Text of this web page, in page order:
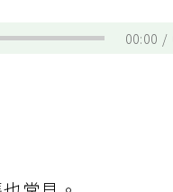
00:00